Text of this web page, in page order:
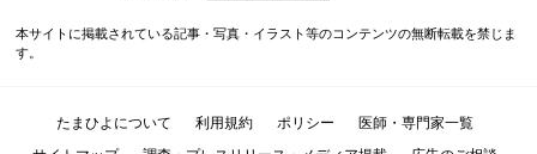
本サイトに掲載されている記事・写真・イラスト等のコンテンツの無断転載を禁じま
す。
たまひよについて 利用規約 ポリシー
医師・専門家一覧